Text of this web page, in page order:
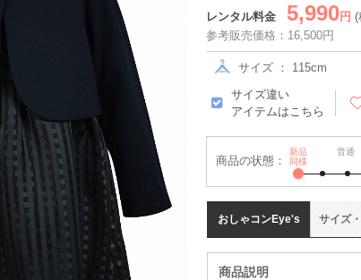
レンタル料金
5,990 円 (
参考販売価格：16,500円
サイズ ： 115cm
サイズ違い
アイテムはこちら
商品の状態：
新品
同様
普通
おしゃコンEye's
商品説明
サイズ・